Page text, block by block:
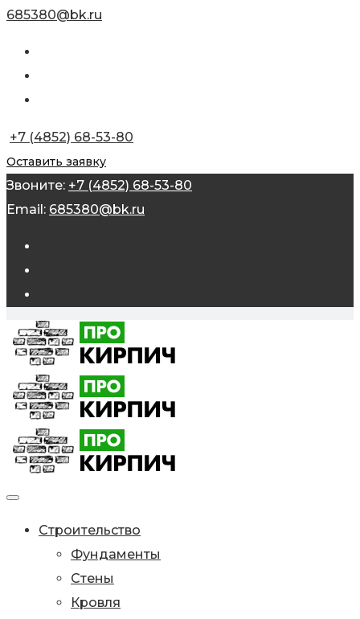
685380@bk.ru
+7 (4852) 68-53-80
Оставить заявку
Звоните: +7 (4852) 68-53-80
Email: 685380@bk.ru
Строительство
Фундаменты
Стены
Кровля